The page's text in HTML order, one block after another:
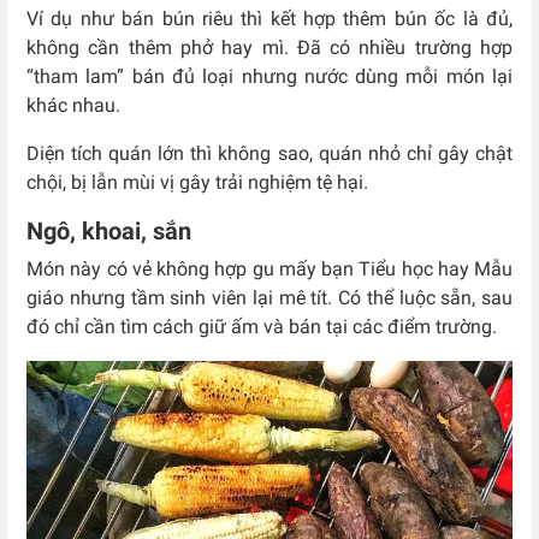
Ví dụ như bán bún riêu thì kết hợp thêm bún ốc là đủ,
không cần thêm phở hay mì. Đã có nhiều trường hợp
“tham lam” bán đủ loại nhưng nước dùng mỗi món lại
khác nhau.
Diện tích quán lớn thì không sao, quán nhỏ chỉ gây chật
chội, bị lẫn mùi vị gây trải nghiệm tệ hại.
Ngô, khoai, sắn
Món này có vẻ không hợp gu mấy bạn Tiểu học hay Mẫu
giáo nhưng tầm sinh viên lại mê tít. Có thể luộc sẵn, sau
đó chỉ cần tìm cách giữ ấm và bán tại các điểm trường.